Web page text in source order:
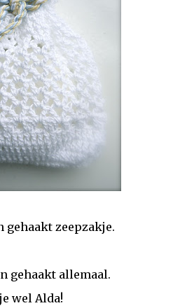
gehaakt zeepzakje.
gehaakt allemaal.
wel Alda!